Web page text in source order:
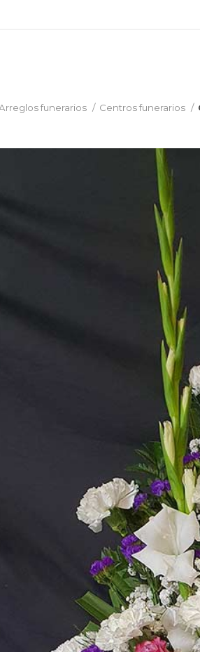
funerarios Centros funerarios